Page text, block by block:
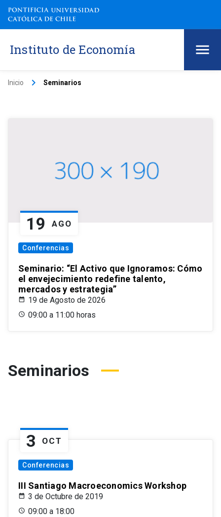
Instituto de Economía
Inicio keyboard_arrow_right Seminarios
19 AGO
Conferencias
Seminario: “El Activo que Ignoramos: Cómo
el envejecimiento redefine talento,
mercados y estrategia”
19 de Agosto de 2026
09:00 a 11:00 horas
Seminarios
3 OCT
Conferencias
III Santiago Macroeconomics Workshop
3 de Octubre de 2019
09:00 a 18:00